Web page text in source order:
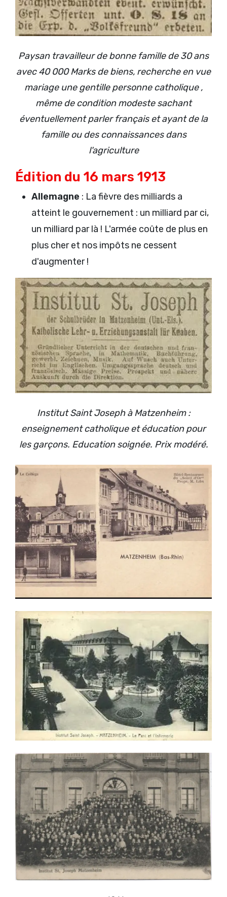
Paysan travailleur de bonne famille de 30 ans
avec 40 000 Marks de biens, recherche en vue
mariage une gentille personne catholique ,
même de condition modeste sachant
éventuellement parler français et ayant de la
famille ou des connaissances dans
l'agriculture
Édition du 16 mars 1913
Allemagne : La fièvre des milliards a
atteint le gouvernement : un milliard par ci,
un milliard par là ! L'armée coûte de plus en
plus cher et nos impôts ne cessent
d'augmenter !
Institut Saint Joseph à Matzenheim :
enseignement catholique et éducation pour
les garçons. Education soignée. Prix modéré.